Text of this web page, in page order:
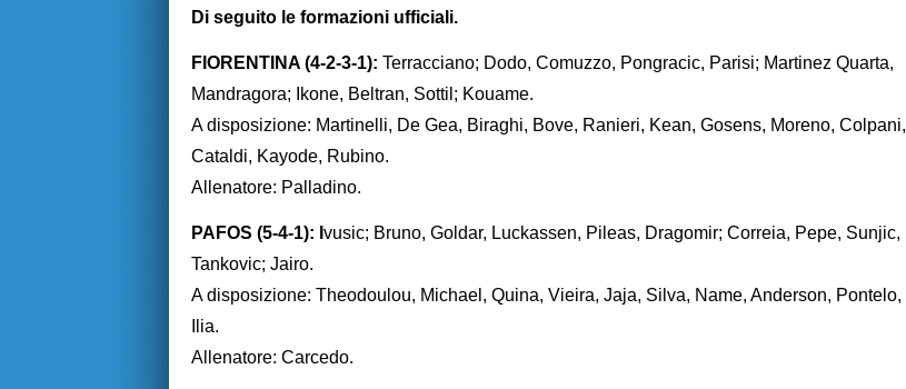
Di seguito le formazioni ufficiali.
FIORENTINA (4-2-3-1): Terracciano; Dodo, Comuzzo, Pongracic, Parisi; Martinez Quarta,
Mandragora; Ikone, Beltran, Sottil; Kouame.
A disposizione: Martinelli, De Gea, Biraghi, Bove, Ranieri, Kean, Gosens, Moreno, Colpani,
Cataldi, Kayode, Rubino.
Allenatore: Palladino.
PAFOS (5-4-1): I vusic; Bruno, Goldar, Luckassen, Pileas, Dragomir; Correia, Pepe, Sunjic,
Tankovic; Jairo.
A disposizione: Theodoulou, Michael, Quina, Vieira, Jaja, Silva, Name, Anderson, Pontelo,
Ilia.
Allenatore: Carcedo.